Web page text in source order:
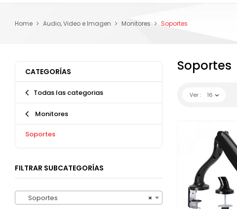
Home Audio, Video e Imagen Monitores Soportes
CATEGORÍAS
Todas las categorias
Monitores
Soportes
FILTRAR SUBCATEGORÍAS
×
Soportes
Soportes
Ver : 16